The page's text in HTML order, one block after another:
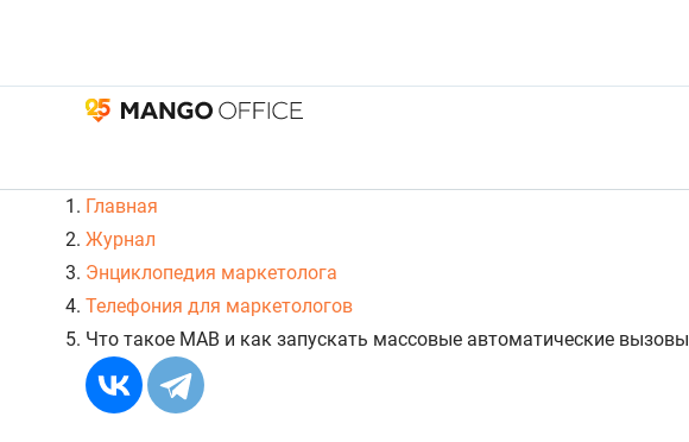
Главная
Журнал
Энциклопедия маркетолога
Телефония для маркетологов
Что такое МАВ и как запускать массовые автоматические вызовы